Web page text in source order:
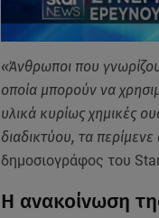
«Άνθρωποι που
οποία μπορούν να
υλικά κυρίως χημικές
διαδικτύου, τα
δημοσιογράφος του
H ανακοίνωση